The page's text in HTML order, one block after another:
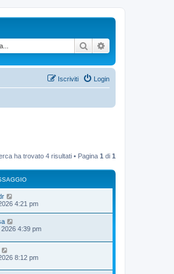
Cerca
Login
Iscriviti
ha trovato 4 risultati • Pagina 1 di 1
4:21 pm
4:39 pm
8:12 pm